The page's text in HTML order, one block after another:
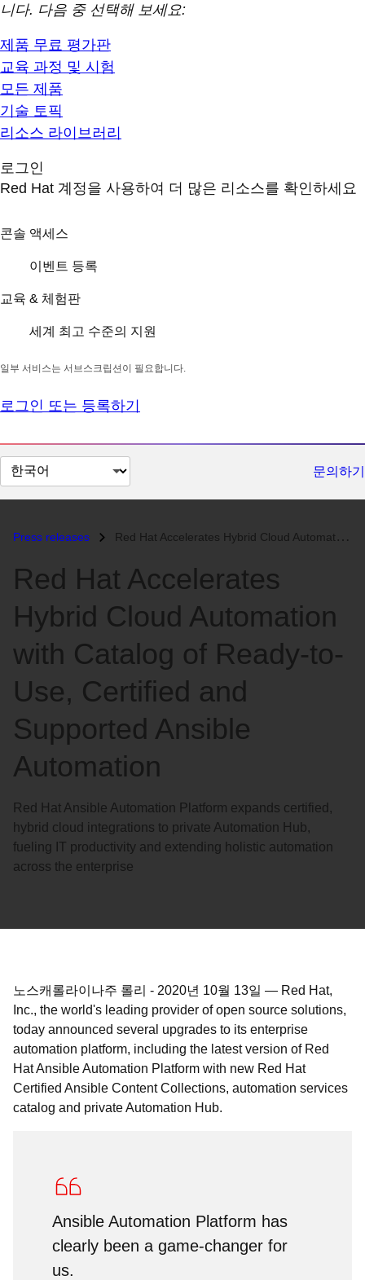
니다. 다음 중 선택해 보세요:
제품 무료 평가판
교육 과정 및 시험
모든 제품
기술 토픽
리소스 라이브러리
로그인
Red Hat 계정을 사용하여 더 많은 리소스를 확인하세요
콘솔 액세스
이벤트 등록
교육 & 체험판
세계 최고 수준의 지원
일부 서비스는 서브스크립션이 필요합니다.
로그인 또는 등록하기
페
이
언
문의하기
Press releases Red Hat Accelerates Hybrid Cloud Automation with Catalog of Ready-to-U...
Red Hat Accelerates
Hybrid Cloud Automation
with Catalog of Ready-to-
Use, Certified and
Supported Ansible
Automation
Red Hat Ansible Automation Platform expands certified,
hybrid cloud integrations to private Automation Hub,
fueling IT productivity and extending holistic automation
across the enterprise
노스캐롤라이나주 롤리 - 2020년 10월 13일 — Red Hat,
Inc., the world's leading provider of open source solutions,
today announced several upgrades to its enterprise
automation platform, including the latest version of Red
Hat Ansible Automation Platform with new Red Hat
Certified Ansible Content Collections, automation services
catalog and private Automation Hub.
Ansible Automation Platform has
clearly been a game-changer for
us.